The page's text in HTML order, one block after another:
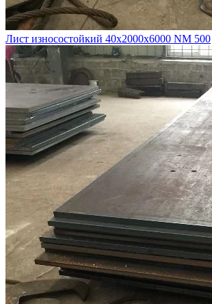
Лист износостойкий 40х2000х6000 NM 500